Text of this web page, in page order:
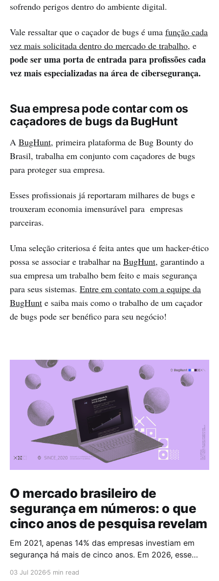
sofrendo perigos dentro do ambiente digital.
Vale ressaltar que o caçador de bugs é uma função cada
vez mais solicitada dentro do mercado de trabalho, e
pode ser uma porta de entrada para profissões cada
vez mais especializadas na área de cibersegurança.
Sua empresa pode contar com os
caçadores de bugs da BugHunt
A BugHunt, primeira plataforma de Bug Bounty do
Brasil, trabalha em conjunto com caçadores de bugs
para proteger sua empresa.
Esses profissionais já reportaram milhares de bugs e
trouxeram economia imensurável para empresas
parceiras.
Uma seleção criteriosa é feita antes que um hacker-ético
possa se associar e trabalhar na BugHunt, garantindo a
sua empresa um trabalho bem feito e mais segurança
para seus sistemas. Entre em contato com a equipe da
BugHunt e saiba mais como o trabalho de um caçador
de bugs pode ser benéfico para seu negócio!
O mercado brasileiro de
segurança em números: o que
cinco anos de pesquisa revelam
Em 2021, apenas 14% das empresas investiam em
segurança há mais de cinco anos. Em 2026, esse
para que a maioria do mercado cruzasse a fronteira
03 Jul 2026 5 min read